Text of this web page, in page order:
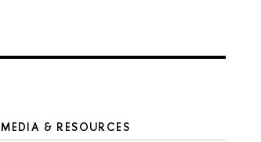
MEDIA & RESOURCES